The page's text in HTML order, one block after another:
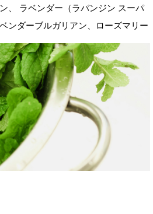
、 ラベンダー（ラバンジン スーパ
ンダーブルガリアン、ローズマリー